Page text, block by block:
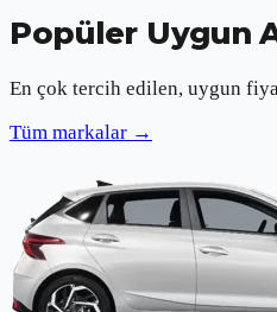
Popüler Uygun
En çok tercih edilen, uygun
Tüm markalar →